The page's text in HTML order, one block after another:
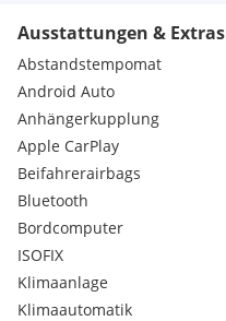
Ausstattungen & Extras
Abstandstempomat
Android Auto
Anhängerkupplung
Apple CarPlay
Beifahrerairbags
Bluetooth
Bordcomputer
ISOFIX
Klimaanlage
Klimaautomatik